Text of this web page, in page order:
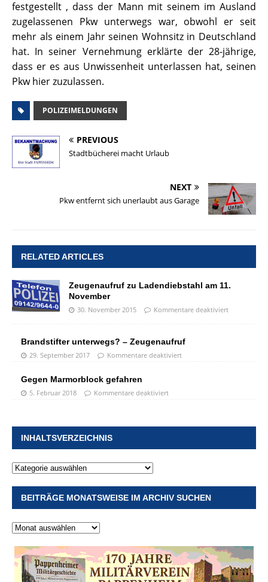
festgestellt , dass der Mann mit seinem im Ausland
zugelassenen Pkw unterwegs war, obwohl er seit
mehr als einem Jahr seinen Wohnsitz in Deutschland
hat. In seiner Vernehmung erklärte der 28-jährige,
dass er es aus Unwissenheit unterlassen hat, seinen
Pkw hier zuzulassen.
POLIZEIMELDUNGEN
PREVIOUS
Stadtbücherei macht Urlaub
NEXT
Pkw entfernt sich unerlaubt aus Garage
RELATED ARTICLES
Zeugenaufruf zu Ladendiebstahl am 11.
November
30. November 2015 Kommentare deaktiviert
Brandstifter unterwegs? – Zeugenaufruf
29. September 2017 Kommentare deaktiviert
Gegen Marmorblock gefahren
5. Februar 2018 Kommentare deaktiviert
INHALTSVERZEICHNIS
BEITRÄGE MONATSWEISE IM ARCHIV SUCHEN